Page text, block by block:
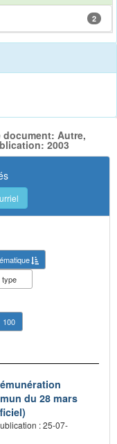
2
document: Autre,
2003
type
100
du 28 mars
: 25-07-